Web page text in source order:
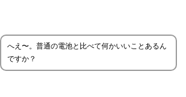
へえ〜。普通の電池と比べて何かいいことあるん
ですか？